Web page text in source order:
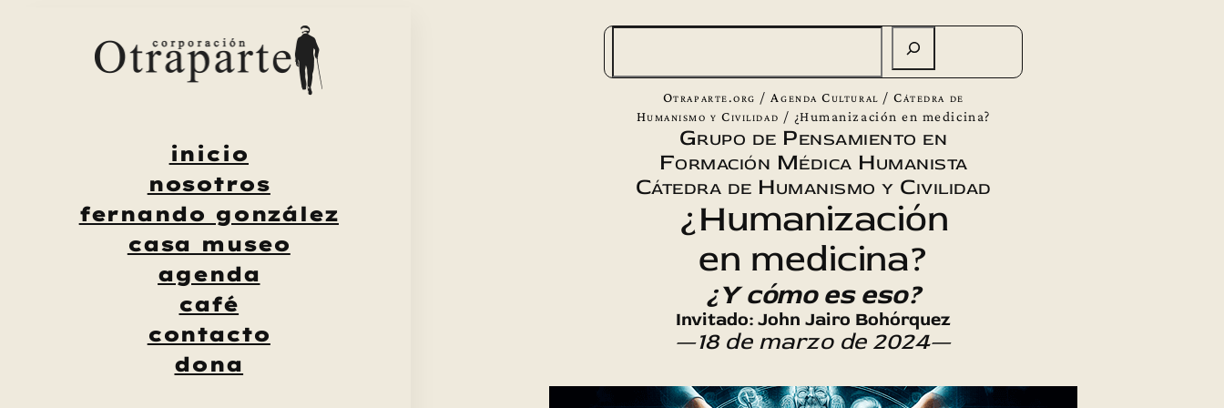
inicio
nosotros
fernando gonzález
casa museo
agenda
café
contacto
dona
Otraparte.org / Agenda Cultural /Cátedra de
Humanismo y Civilidad / ¿Humanización en medicina?
Grupo de Pensamiento en
Formación Médica Humanista
Cátedra de Humanismo y Civilidad
¿Humanización
en medicina?
¿Y cómo es eso?
Invitado: John Jairo Bohórquez
—18 de marzo de 2024—